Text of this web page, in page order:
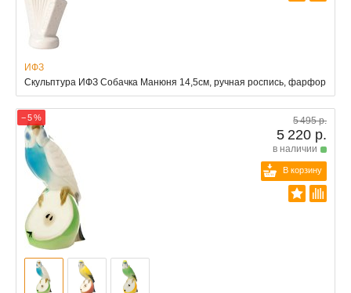
ИФЗ
Скульптура ИФЗ Собачка Манюня 14,5см, ручная роспись, фарфор
− 5 % 5 495 р.
5 220 р.
в наличии
В корзину